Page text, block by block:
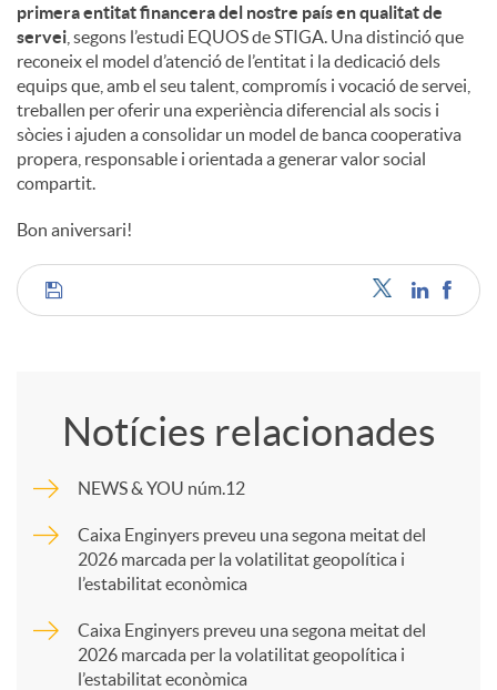
primera entitat financera del nostre país en qualitat de
servei , segons l’estudi EQUOS de STIGA. Una distinció que
reconeix el model d’atenció de l’entitat i la dedicació dels
equips que, amb el seu talent, compromís i vocació de servei,
treballen per oferir una experiència diferencial als socis i
sòcies i ajuden a consolidar un model de banca cooperativa
propera, responsable i orientada a generar valor social
compartit.
Bon aniversari!
C
p
Notícies relacionades
NEWS & YOU núm.12
Caixa Enginyers preveu una segona meitat del
2026 marcada per la volatilitat geopolítica i
l’estabilitat econòmica
Caixa Enginyers preveu una segona meitat del
2026 marcada per la volatilitat geopolítica i
l’estabilitat econòmica